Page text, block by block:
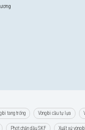
bi tang trống Vòng bi cầu tự lựa
Phớt chặn dầu SKF Xuất xứ vòng